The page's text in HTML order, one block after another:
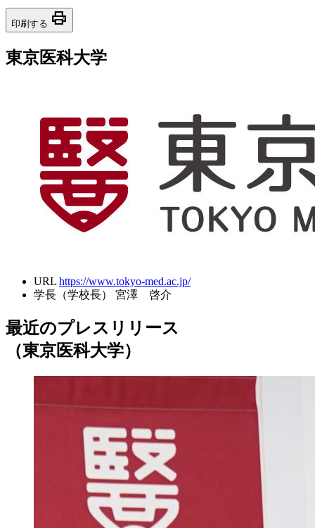
印刷する print
東京医科大学
URL https://www.tokyo-med.ac.jp/
学長（学校長）
宮澤 啓介
最近のプレスリリース
（東京医科大学）